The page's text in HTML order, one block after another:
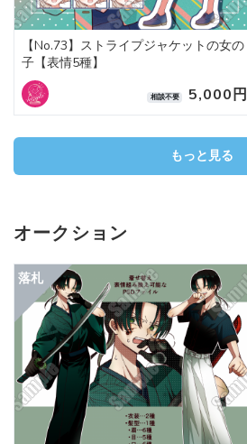
【No.73】ストライプジャケットの女の
子【表情5種】
相談不要 5,000円
もっと見る
オークション